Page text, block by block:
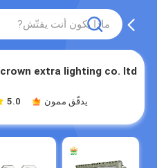
crown extra lighting co. ltd
5.0 يدقّق ممون